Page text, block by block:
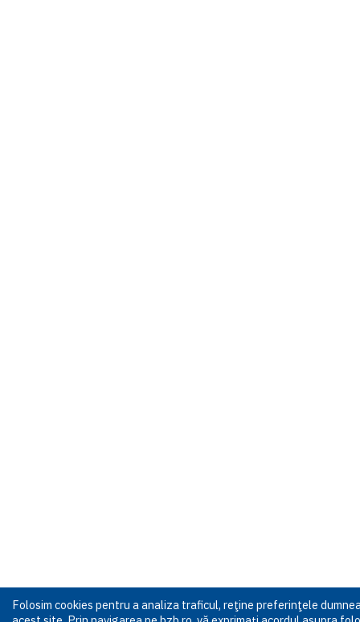
Folosim cookies pentru a analiza traficul, reţine preferinţele